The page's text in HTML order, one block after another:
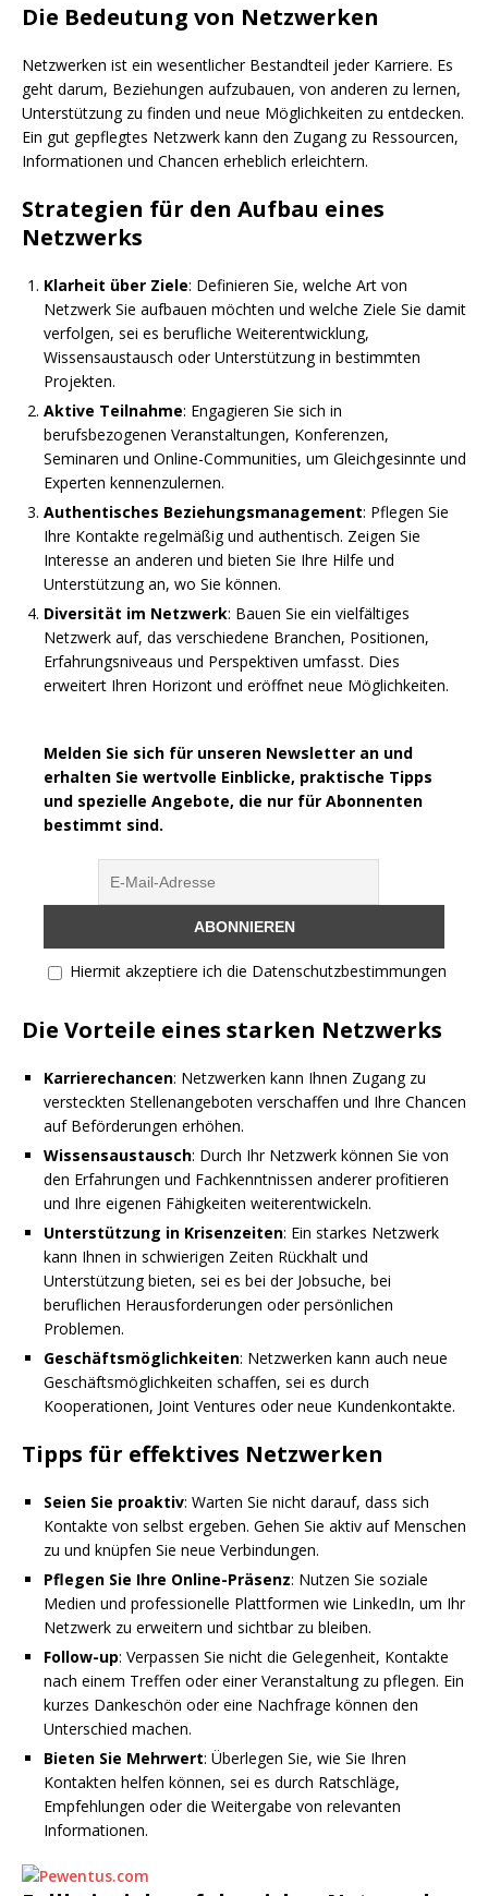
Die Bedeutung von Netzwerken
Netzwerken ist ein wesentlicher Bestandteil jeder Karriere. Es
geht darum, Beziehungen aufzubauen, von anderen zu lernen,
Unterstützung zu finden und neue Möglichkeiten zu entdecken.
Ein gut gepflegtes Netzwerk kann den Zugang zu Ressourcen,
Informationen und Chancen erheblich erleichtern.
Strategien für den Aufbau eines
Netzwerks
Klarheit über Ziele: Definieren Sie, welche Art von
Netzwerk Sie aufbauen möchten und welche Ziele Sie damit
verfolgen, sei es berufliche Weiterentwicklung,
Wissensaustausch oder Unterstützung in bestimmten
Projekten.
Aktive Teilnahme: Engagieren Sie sich in
berufsbezogenen Veranstaltungen, Konferenzen,
Seminaren und Online-Communities, um Gleichgesinnte und
Experten kennenzulernen.
Authentisches Beziehungsmanagement: Pflegen Sie
Ihre Kontakte regelmäßig und authentisch. Zeigen Sie
Interesse an anderen und bieten Sie Ihre Hilfe und
Unterstützung an, wo Sie können.
Diversität im Netzwerk: Bauen Sie ein vielfältiges
Netzwerk auf, das verschiedene Branchen, Positionen,
Erfahrungsniveaus und Perspektiven umfasst. Dies
erweitert Ihren Horizont und eröffnet neue Möglichkeiten.
Melden Sie sich für unseren Newsletter an und
erhalten Sie wertvolle Einblicke, praktische Tipps
und spezielle Angebote, die nur für Abonnenten
bestimmt sind.
Hiermit akzeptiere ich die Datenschutzbestimmungen
Die Vorteile eines starken Netzwerks
Karrierechancen: Netzwerken kann Ihnen Zugang zu
versteckten Stellenangeboten verschaffen und Ihre Chancen
auf Beförderungen erhöhen.
Wissensaustausch: Durch Ihr Netzwerk können Sie von
den Erfahrungen und Fachkenntnissen anderer profitieren
und Ihre eigenen Fähigkeiten weiterentwickeln.
Unterstützung in Krisenzeiten: Ein starkes Netzwerk
kann Ihnen in schwierigen Zeiten Rückhalt und
Unterstützung bieten, sei es bei der Jobsuche, bei
beruflichen Herausforderungen oder persönlichen
Problemen.
Geschäftsmöglichkeiten: Netzwerken kann auch neue
Geschäftsmöglichkeiten schaffen, sei es durch
Kooperationen, Joint Ventures oder neue Kundenkontakte.
Tipps für effektives Netzwerken
Seien Sie proaktiv: Warten Sie nicht darauf, dass sich
Kontakte von selbst ergeben. Gehen Sie aktiv auf Menschen
zu und knüpfen Sie neue Verbindungen.
Pflegen Sie Ihre Online-Präsenz: Nutzen Sie soziale
Medien und professionelle Plattformen wie LinkedIn, um Ihr
Netzwerk zu erweitern und sichtbar zu bleiben.
Follow-up: Verpassen Sie nicht die Gelegenheit, Kontakte
nach einem Treffen oder einer Veranstaltung zu pflegen. Ein
kurzes Dankeschön oder eine Nachfrage können den
Unterschied machen.
Bieten Sie Mehrwert: Überlegen Sie, wie Sie Ihren
Kontakten helfen können, sei es durch Ratschläge,
Empfehlungen oder die Weitergabe von relevanten
Informationen.